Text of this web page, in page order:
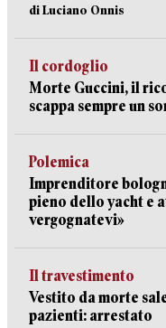
di Luciano Onnis
Il cordoglio
Morte Guccini, il
scappa sempre un
Polemica
Imprenditore
pieno dello yacht e
vergognatevi»
Il travestimento
Vestito da morte
pazienti: arrestato